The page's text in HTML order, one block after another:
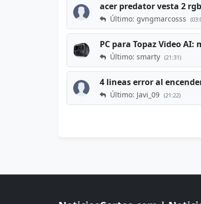
acer predator vesta 2
Último: gvngmarcosss
PC para Topaz Video
Último: smarty (21:31)
4 lineas error al
Último: Javi_09 (21:22)